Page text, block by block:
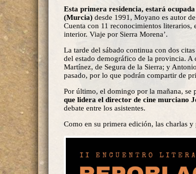
Esta primera residencia, estará
(Murcia) desde 1991, Moyano es autor
Cuenta con 11 reconocimientos literarios,
interior. Viaje por Sierra Morena’.
La tarde del sábado continua con dos
del estado demográfico de la provincia. A
Martínez, de Segura de la Sierra; y
pasado, por lo que podrán compartir de
Por último, el domingo por la mañana, se
que lidera el director de cine murciano
debate entre los asistentes.
Como en su primera edición, las charlas